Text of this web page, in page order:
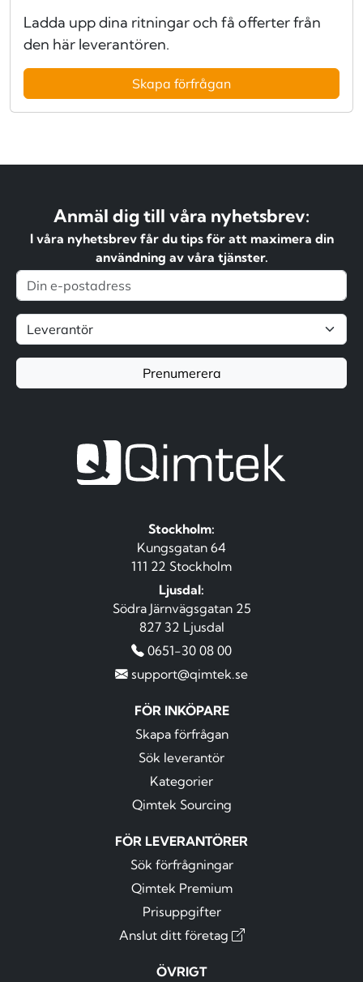
Ladda upp dina ritningar och få offerter från
den här leverantören.
Skapa förfrågan
Anmäl dig till våra nyhetsbrev:
I våra nyhetsbrev får du tips för att maximera din
användning av våra tjänster.
Prenumerera
Stockholm:
Kungsgatan 64
111 22 Stockholm
Ljusdal:
Södra Järnvägsgatan 25
827 32 Ljusdal
0651-30 08 00
support@qimtek.se
FÖR INKÖPARE
Skapa förfrågan
Sök leverantör
Kategorier
Qimtek Sourcing
FÖR LEVERANTÖRER
Sök förfrågningar
Qimtek Premium
Prisuppgifter
Anslut ditt företag
ÖVRIGT